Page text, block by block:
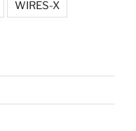
WIRES-X